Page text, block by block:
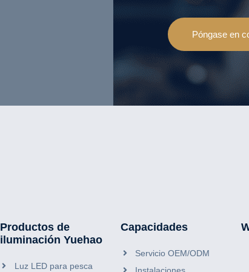
Póngase en
Productos de
iluminación Yuehao
Luz LED para pesca
Capacidades
Servicio OEM/ODM